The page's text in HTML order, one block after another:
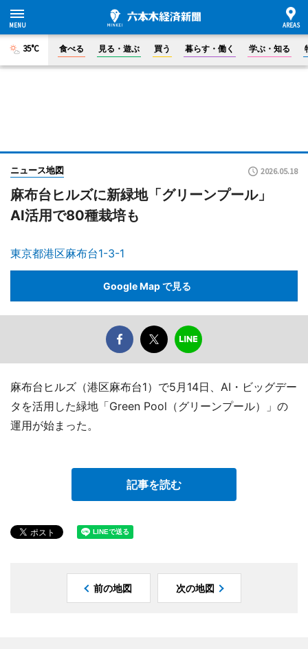
35°C 食べる 見る・遊ぶ 買う 暮らす・働く 学ぶ・知る
ニュース地図 2026.05.18
麻布台ヒルズに新緑地「グリーンプール」
AI活用で80種栽培も
東京都港区麻布台1-3-1
Google Map で見る
麻布台ヒルズ（港区麻布台1）で5月14日、AI・ビッグデー
タを活用した緑地「Green Pool（グリーンプール）」の
運用が始まった。
記事を読む
前の地図 次の地図